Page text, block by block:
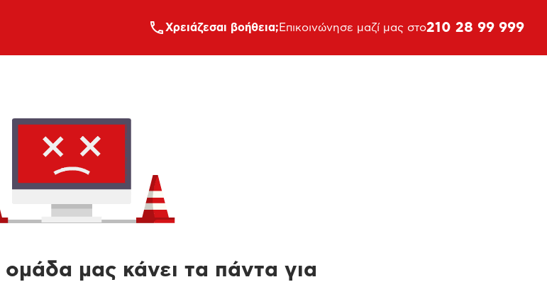
Xρειάζεσαι βοήθεια; Επικοινώνησε μαζί μας στο210 28 99 999
μας κάνει τα πάντα για